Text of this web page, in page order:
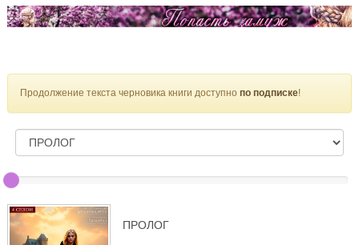
Продолжение текста черновика книги доступнопо подписке!
ПРОЛОГ